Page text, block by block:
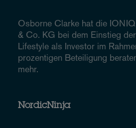
Osborne Clarke hat die
& Co. KG bei dem Einstieg
Lifestyle als Investor im
prozentigen Beteiligung
mehr.
NordicNinja